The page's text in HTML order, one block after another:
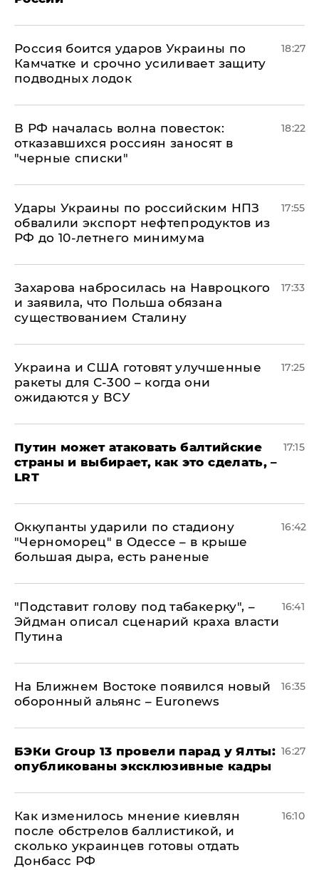
Россия боится ударов Украины по
Камчатке и срочно усиливает защиту
подводных лодок
18:27
​В РФ началась волна повесток:
отказавшихся россиян заносят в
"черные списки"
18:22
Удары Украины по российским НПЗ
обвалили экспорт нефтепродуктов из
РФ до 10-летнего минимума
17:55
​Захарова набросилась на Навроцкого
и заявила, что Польша обязана
существованием Сталину
17:33
Украина и США готовят улучшенные
ракеты для С-300 – когда они
ожидаются у ВСУ
17:25
Путин может атаковать балтийские
страны и выбирает, как это сделать, –
LRT
17:15
Оккупанты ударили по стадиону
"Черноморец" в Одессе – в крыше
большая дыра, есть раненые
16:42
​"Подставит голову под табакерку", –
Эйдман описал сценарий краха власти
Путина
16:41
На Ближнем Востоке появился новый
оборонный альянс – Euronews
16:35
​БЭКи Group 13 провели парад у Ялты:
опубликованы эксклюзивные кадры
16:27
Как изменилось мнение киевлян
после обстрелов баллистикой, и
сколько украинцев готовы отдать
Донбасс РФ
16:10